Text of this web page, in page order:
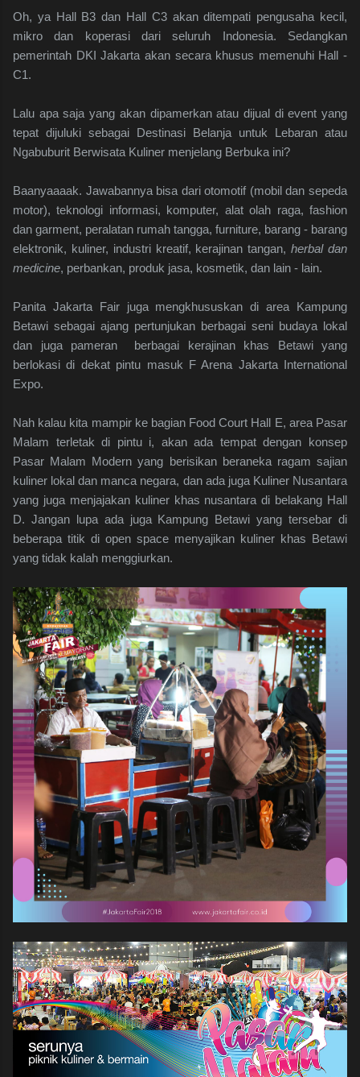
Oh, ya Hall B3 dan Hall C3 akan ditempati pengusaha kecil,
mikro dan koperasi dari seluruh Indonesia. Sedangkan
pemerintah DKI Jakarta akan secara khusus memenuhi Hall -
C1.
Lalu apa saja yang akan dipamerkan atau dijual di event yang
tepat dijuluki sebagai Destinasi Belanja untuk Lebaran atau
Ngabuburit Berwisata Kuliner menjelang Berbuka ini?
Baanyaaaak. Jawabannya bisa dari otomotif (mobil dan sepeda
motor), teknologi informasi, komputer, alat olah raga, fashion
dan garment, peralatan rumah tangga, furniture, barang - barang
elektronik, kuliner, industri kreatif, kerajinan tangan,herbal dan
medicine, perbankan, produk jasa, kosmetik, dan lain - lain.
Panita Jakarta Fair juga mengkhususkan di area Kampung
Betawi sebagai ajang pertunjukan berbagai seni budaya lokal
dan juga pameran berbagai kerajinan khas Betawi yang
berlokasi di dekat pintu masuk F Arena Jakarta International
Expo.
Nah kalau kita mampir ke bagian Food Court Hall E, area Pasar
Malam terletak di pintu i, akan ada tempat dengan konsep
Pasar Malam Modern yang berisikan beraneka ragam sajian
kuliner lokal dan manca negara, dan ada juga Kuliner Nusantara
yang juga menjajakan kuliner khas nusantara di belakang Hall
D. Jangan lupa ada juga Kampung Betawi yang tersebar di
beberapa titik di open space menyajikan kuliner khas Betawi
yang tidak kalah menggiurkan.